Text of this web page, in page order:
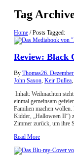
Tag
Home /Posts Tagged:
Review: Black
By Thomas26.
John Saxon, Keir Dullea,
Inhalt: Weihnachten
einmal gemeinsam
Familien machen
Kidder, „Halloween II“)
Zimmer zurück, um ihre
Read More